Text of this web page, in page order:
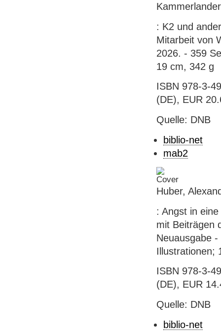
: K2 und
Mitarbeit von
2026. - 359
19 cm, 342 g
ISBN 978-3-
(DE), EUR
Quelle: DNB
biblio-net
mab2
Huber,
: Angst in
mit Beiträgen
Neuausgabe
Illustrationen;
ISBN 978-3-
(DE), EUR
Quelle: DNB
biblio-net